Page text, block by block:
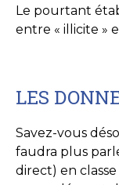
Le pourtant
entre « illicite »
LES
Savez-vous
faudra plus
direct) en